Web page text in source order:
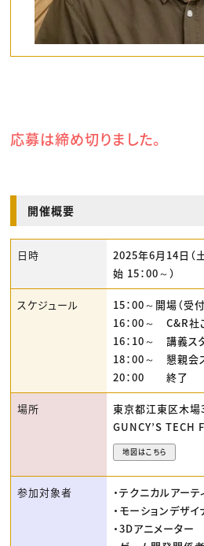
応募は締め切りました。
開催概要
日時
2025年6月14日（
始 15：00～）
スケジュール
15：00～開場（受
16：00～ C&R
16：10～ 講義ス
18：00～ 懇親会
20：00 終了
場所
東京都江東区木
GUNCY’S TECH
地図はこちら
参加対象者
・テクニカルアー
・モーションデザイ
・3Dアニメーター